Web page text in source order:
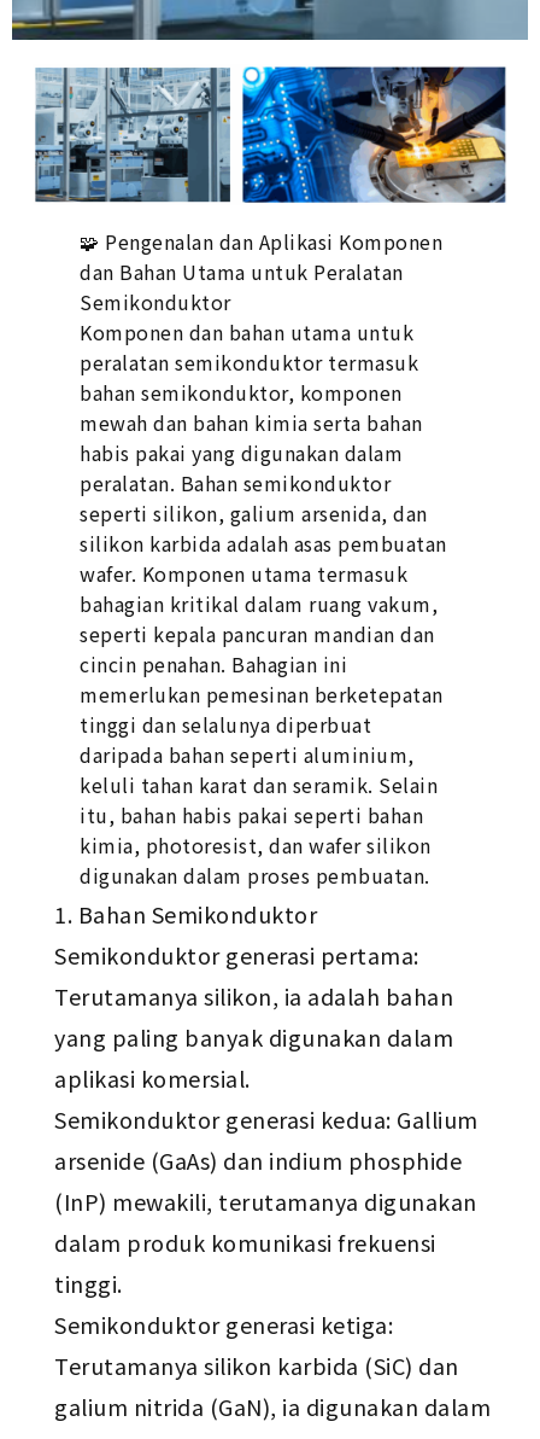
🧩 Pengenalan dan Aplikasi Komponen
dan Bahan Utama untuk Peralatan
Semikonduktor
Komponen dan bahan utama untuk
peralatan semikonduktor termasuk
bahan semikonduktor, komponen
mewah dan bahan kimia serta bahan
habis pakai yang digunakan dalam
peralatan. Bahan semikonduktor
seperti silikon, galium arsenida, dan
silikon karbida adalah asas pembuatan
wafer. Komponen utama termasuk
bahagian kritikal dalam ruang vakum,
seperti kepala pancuran mandian dan
cincin penahan. Bahagian ini
memerlukan pemesinan berketepatan
tinggi dan selalunya diperbuat
daripada bahan seperti aluminium,
keluli tahan karat dan seramik. Selain
itu, bahan habis pakai seperti bahan
kimia, photoresist, dan wafer silikon
digunakan dalam proses pembuatan.
Bahan Semikonduktor
Semikonduktor generasi pertama:
Terutamanya silikon, ia adalah bahan
yang paling banyak digunakan dalam
aplikasi komersial.
Semikonduktor generasi kedua: Gallium
arsenide (GaAs) dan indium phosphide
(InP) mewakili, terutamanya digunakan
dalam produk komunikasi frekuensi
tinggi.
Semikonduktor generasi ketiga:
Terutamanya silikon karbida (SiC) dan
galium nitrida (GaN), ia digunakan dalam